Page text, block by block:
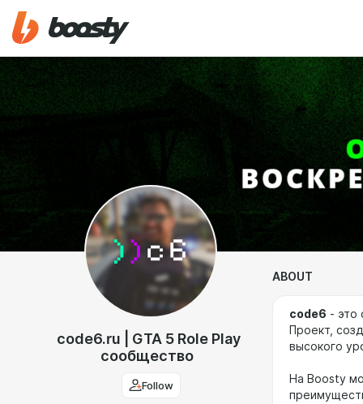
code6.ru | GTA 5 Role Play
сообщество
Follow
ABOUT
code6 - это
Проект,
высокого
На Boosty